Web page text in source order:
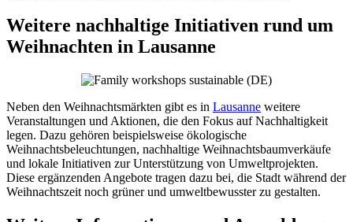
Weitere nachhaltige Initiativen rund um
Weihnachten in Lausanne
Neben den Weihnachtsmärkten gibt es in Lausanne weitere
Veranstaltungen und Aktionen, die den Fokus auf Nachhaltigkeit
legen. Dazu gehören beispielsweise ökologische
Weihnachtsbeleuchtungen, nachhaltige Weihnachtsbaumverkäufe
und lokale Initiativen zur Unterstützung von Umweltprojekten.
Diese ergänzenden Angebote tragen dazu bei, die Stadt während der
Weihnachtszeit noch grüner und umweltbewusster zu gestalten.